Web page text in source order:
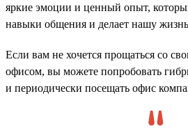
яркие эмоции и ценный опыт,
навыки общения и делает нашу
Если вам не хочется прощаться со
офисом, вы можете попробовать
и периодически посещать офис